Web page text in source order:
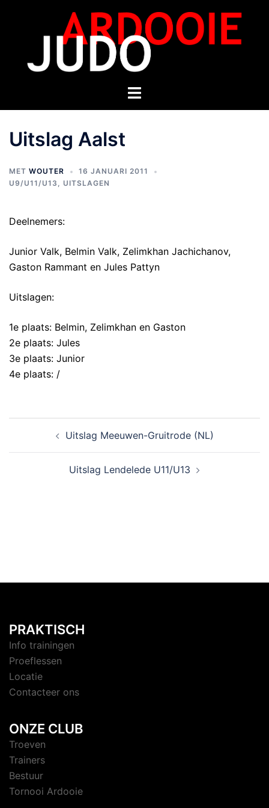
Uitslag Aalst
MET WOUTER
16 JANUARI 2011
U9/U11/U13 , UITSLAGEN
Deelnemers:
Junior Valk, Belmin Valk, Zelimkhan Jachichanov,
Gaston Rammant en Jules Pattyn
Uitslagen:
1e plaats: Belmin, Zelimkhan en Gaston
2e plaats: Jules
3e plaats: Junior
4e plaats: /
Uitslag Meeuwen-Gruitrode (NL)
Uitslag Lendelede U11/U13
PRAKTISCH
Info trainingen
Proeflessen
Locatie
Contacteer ons
ONZE CLUB
Troeven
Trainers
Bestuur
Tornooi Ardooie